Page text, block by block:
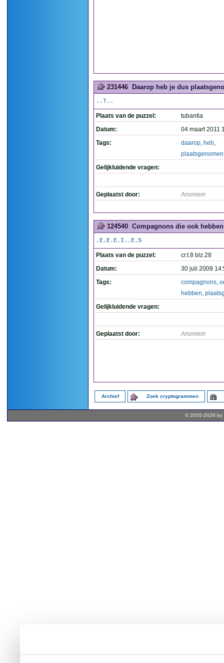
231446 Daarop heb je dus
..T..
Plaats van de puzzel:
tubantia
Datum:
04 maart 2011
Tags:
daarop, heb,
plaatsgenomen
Gelijkluidende vragen:
Geplaatst door: Anoniem
124540 Compagnons die ook
.E.E.E.I..E.S
Plaats van de puzzel:
cr.t.8 blz.28
Datum:
30 juli 2009
Tags:
compagnons,
hebben,
Gelijkluidende vragen:
Geplaatst door: Anoniem
Archief Zoek cryptogrammen
© 2005-2026 by